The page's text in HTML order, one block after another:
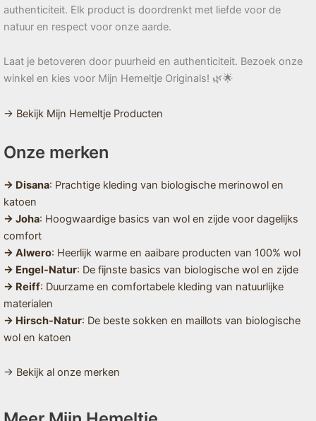
authenticiteit. Elk product is doordrenkt met liefde voor de
natuur en respect voor onze aarde.
Laat je betoveren door puurheid en authenticiteit. Bezoek onze
winkel en kies voor Mijn Hemeltje Originals! 🌿🌟
→ Bekijk Mijn Hemeltje Producten
Onze merken
→ Disana: Prachtige kleding van biologische merinowol en
katoen
→ Joha: Hoogwaardige basics van wol en zijde voor dagelijks
comfort
→ Alwero: Heerlijk warme en aaibare producten van 100% wol
→ Engel-Natur: De fijnste basics van biologische wol en zijde
→ Reiff: Duurzame en comfortabele kleding van natuurlijke
materialen
→ Hirsch-Natur: De beste sokken en maillots van biologische
wol en katoen
→ Bekijk al onze merken